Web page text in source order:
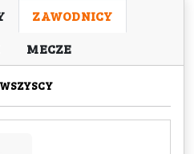
ZAWODNICY
MECZE
WSZYSCY